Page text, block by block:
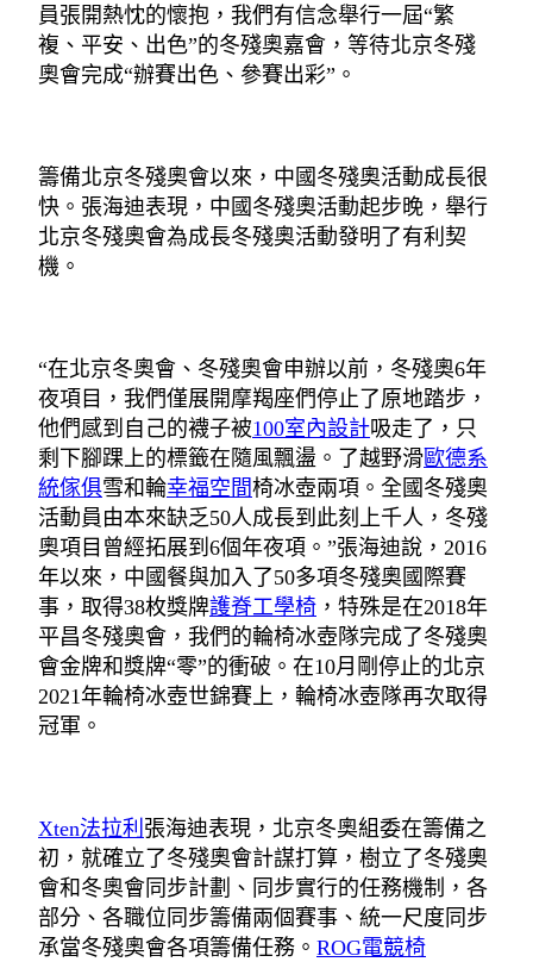
員張開熱忱的懷抱，我們有信念舉行一屆“繁
複、平安、出色”的冬殘奧嘉會，等待北京冬殘
奧會完成“辦賽出色、參賽出彩”。
籌備北京冬殘奧會以來，中國冬殘奧活動成長很
快。張海迪表現，中國冬殘奧活動起步晚，舉行
北京冬殘奧會為成長冬殘奧活動發明了有利契
機。
“在北京冬奧會、冬殘奧會申辦以前，冬殘奧6年
夜項目，我們僅展開摩羯座們停止了原地踏步，
他們感到自己的襪子被100室內設計吸走了，只
剩下腳踝上的標籤在隨風飄盪。了越野滑歐德系
統傢俱雪和輪幸福空間椅冰壺兩項。全國冬殘奧
活動員由本來缺乏50人成長到此刻上千人，冬殘
奧項目曾經拓展到6個年夜項。”張海迪說，2016
年以來，中國餐與加入了50多項冬殘奧國際賽
事，取得38枚獎牌護脊工學椅 ，特殊是在2018年
平昌冬殘奧會，我們的輪椅冰壺隊完成了冬殘奧
會金牌和獎牌“零”的衝破。在10月剛停止的北京
2021年輪椅冰壺世錦賽上，輪椅冰壺隊再次取得
冠軍。
Xten法拉利 張海迪表現，北京冬奧組委在籌備之
初，就確立了冬殘奧會計謀打算，樹立了冬殘奧
會和冬奧會同步計劃、同步實行的任務機制，各
部分、各職位同步籌備兩個賽事、統一尺度同步
承當冬殘奧會各項籌備任務。 ROG電競椅